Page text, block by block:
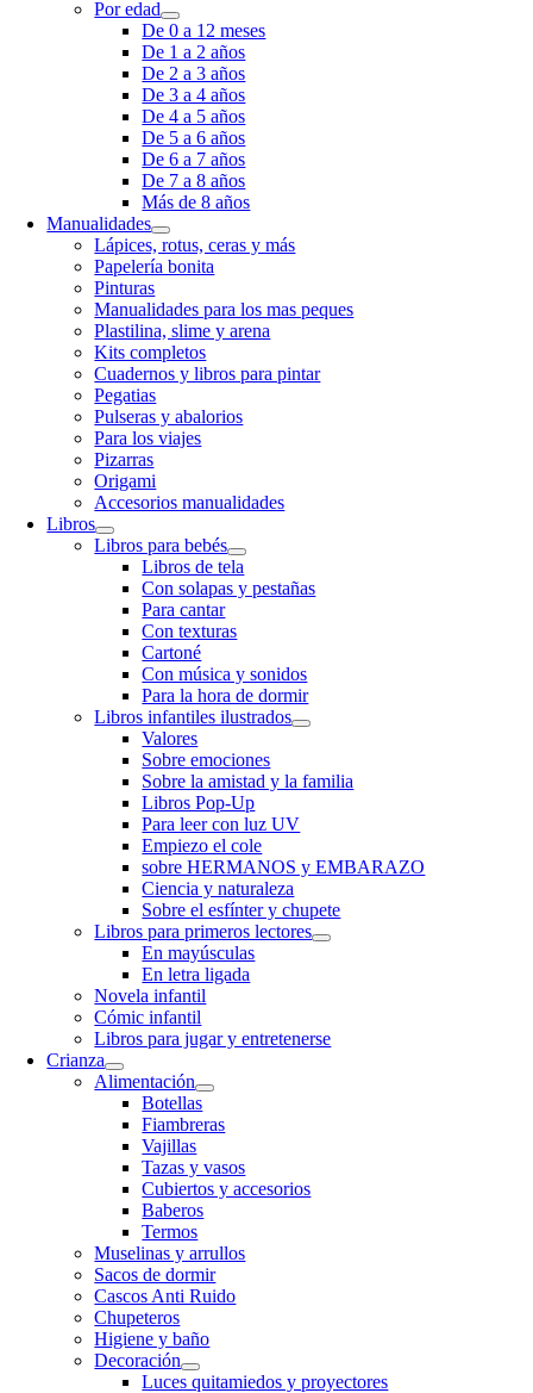
Por edad
De 0 a 12 meses
De 1 a 2 años
De 2 a 3 años
De 3 a 4 años
De 4 a 5 años
De 5 a 6 años
De 6 a 7 años
De 7 a 8 años
Más de 8 años
Manualidades
Lápices, rotus, ceras y más
Papelería bonita
Pinturas
Manualidades para los mas peques
Plastilina, slime y arena
Kits completos
Cuadernos y libros para pintar
Pegatias
Pulseras y abalorios
Para los viajes
Pizarras
Origami
Accesorios manualidades
Libros
Libros para bebés
Libros de tela
Con solapas y pestañas
Para cantar
Con texturas
Cartoné
Con música y sonidos
Para la hora de dormir
Libros infantiles ilustrados
Valores
Sobre emociones
Sobre la amistad y la familia
Libros Pop-Up
Para leer con luz UV
Empiezo el cole
sobre HERMANOS y EMBARAZO
Ciencia y naturaleza
Sobre el esfínter y chupete
Libros para primeros lectores
En mayúsculas
En letra ligada
Novela infantil
Cómic infantil
Libros para jugar y entretenerse
Crianza
Alimentación
Botellas
Fiambreras
Vajillas
Tazas y vasos
Cubiertos y accesorios
Baberos
Termos
Muselinas y arrullos
Sacos de dormir
Cascos Anti Ruido
Chupeteros
Higiene y baño
Decoración
Luces quitamiedos y proyectores